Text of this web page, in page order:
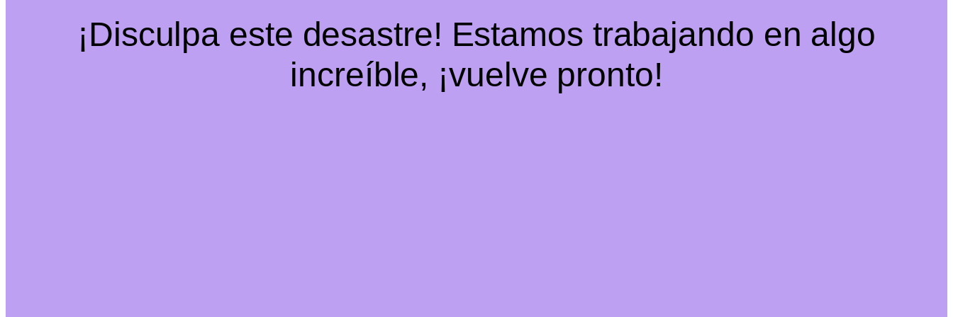
¡Disculpa este desastre! Estamos trabajando en algo
increíble, ¡vuelve pronto!